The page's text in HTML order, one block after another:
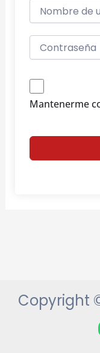
Mantenerme
Copyright